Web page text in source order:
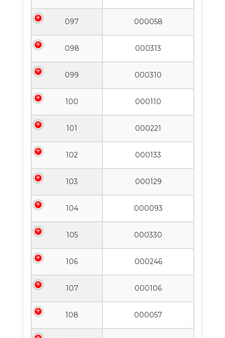
097 000058
098 000313
099 000310
100 000110
101 000221
102 000133
103 000129
104 000093
105 000330
106 000246
107 000106
108 000057